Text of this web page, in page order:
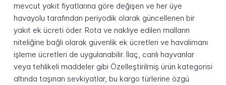
mevcut yakıt fiyatlarına göre değişen ve her üye
havayolu tarafından periyodik olarak güncellenen bir
yakıt ek ücreti öder. Rota ve nakliye edilen malların
niteliğine bağlı olarak güvenlik ek ücretleri ve havalimanı
işleme ücretleri de uygulanabilir. İlaç, canlı hayvanlar
veya tehlikeli maddeler gibi Özelleştirilmiş ürün kategorisi
altında taşınan sevkiyatlar, bu kargo türlerine özgü